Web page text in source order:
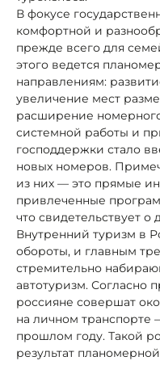
В фокусе
комфортной и
прежде всего для
этого ведется
направлениям:
увеличение мест
расширение
системной работы и
господдержки стало
новых номеров.
из них — это прямые
привлеченные
что свидетельствует
Внутренний туризм в
обороты, и главным
стремительно
автотуризм. Согласно
россияне совершат
на личном транспорте
прошлом году. Такой
результат